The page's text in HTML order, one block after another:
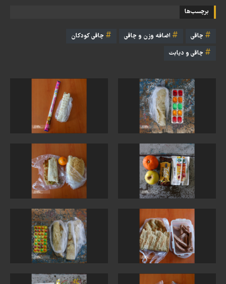
برچسب‌ها
چاقی اضافه وزن و چاقی
چاقی کودکان
چاقی و دیابت